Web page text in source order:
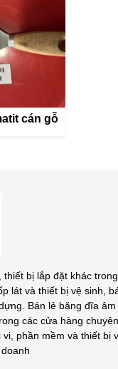
cán gỗ
thiết bị lắp đặt khác
lát và thiết bị vệ sinh,
Bán lẻ băng đĩa
các cửa hàng
phần mềm và thiết bị